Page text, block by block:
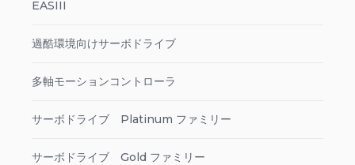
EASIII
過酷環境向けサーボドライブ
多軸モーションコントローラ
サーボドライブ Platinum ファミリー
サーボドライブ Gold ファミリー